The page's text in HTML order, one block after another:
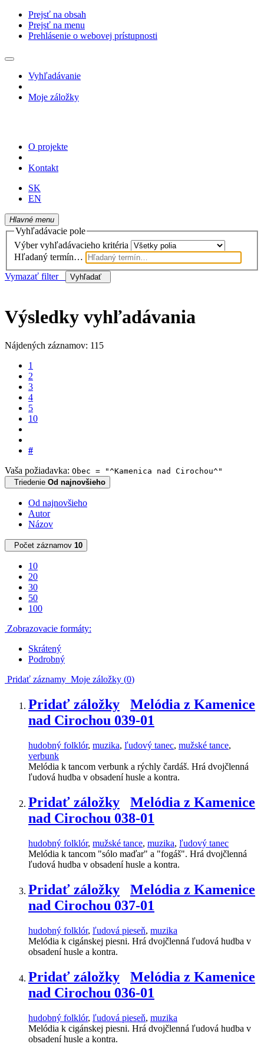
Prejsť na obsah
Prejsť na menu
Prehlásenie o webovej prístupnosti
Vyhľadávanie
Moje záložky
O projekte
Kontakt
SK
EN
Hlavné menu
Vyhľadávacie pole
Výber vyhľadávacieho kritéria
Hľadaný termín…
Vymazať filter
Vyhľadať
Výsledky vyhľadávania
Nájdených záznamov: 115
1
2
3
4
5
10
#
Vaša požiadavka: Obec = "^Kamenica nad Cirochou^"
Triedenie Od najnovšieho
Od najnovšieho
Autor
Názov
Počet záznamov 10
10
20
30
50
100
Zobrazovacie formáty:
Skrátený
Podrobný
Pridať záznamy Moje záložky (0)
Pridať záložky
Melódia z Kamenice
nad Cirochou 039-01
hudobný folklór, muzika, ľudový tanec, mužské tance,
verbunk
Melódia k tancom verbunk a rýchly čardáš. Hrá dvojčlenná
ľudová hudba v obsadení husle a kontra.
Pridať záložky
Melódia z Kamenice
nad Cirochou 038-01
hudobný folklór, mužské tance, muzika, ľudový tanec
Melódia k tancom "sólo maďar" a "fogáš". Hrá dvojčlenná
ľudová hudba v obsadení husle a kontra.
Pridať záložky
Melódia z Kamenice
nad Cirochou 037-01
hudobný folklór, ľudová pieseň, muzika
Melódia k cigánskej piesni. Hrá dvojčlenná ľudová hudba v
obsadení husle a kontra.
Pridať záložky
Melódia z Kamenice
nad Cirochou 036-01
hudobný folklór, ľudová pieseň, muzika
Melódia k cigánskej piesni. Hrá dvojčlenná ľudová hudba v
obsadení husle a kontra.